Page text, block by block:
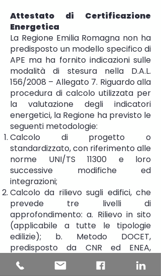
Attestato di Certificazione
Energetica
La Regione Emilia Romagna non ha
predisposto un modello specifico di
APE ma ha fornito indicazioni sulle
modalità di stesura nella D.A.L.
156/2008 – Allegato 7. Riguardo alla
procedura di calcolo utilizzata per
la valutazione degli indicatori
energetici, la Regione ha previsto le
seguenti metodologie:
Calcolo di progetto o
standardizzato, con riferimento alle
norme UNI/TS 11300 e loro
successive modifiche ed
integrazioni;
Calcolo da rilievo sugli edifici, che
prevede tre livelli di
approfondimento: a. Rilievo in sito
(applicabile a tutte le tipologie
edilizie); b. Metodo DOCET,
predisposto da CNR ed ENEA,
applicabile agli edifici residenziali
esistenti con superficie utile fino a